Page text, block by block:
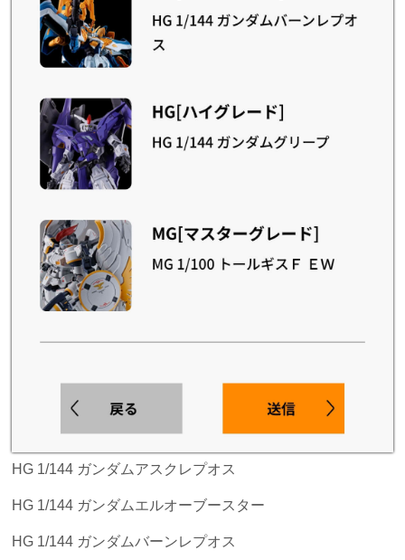
HG 1/144 ガンダムアスクレプオス
HG 1/144 ガンダムエルオーブースター
HG 1/144 ガンダムバーンレプオス